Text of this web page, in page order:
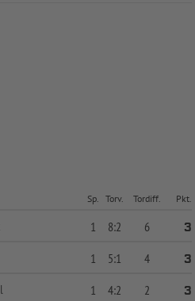
Sp. Torv. Tordiff. Pkt.
1 8:2 6
3
1 5:1 4
3
1 4:2 2
3